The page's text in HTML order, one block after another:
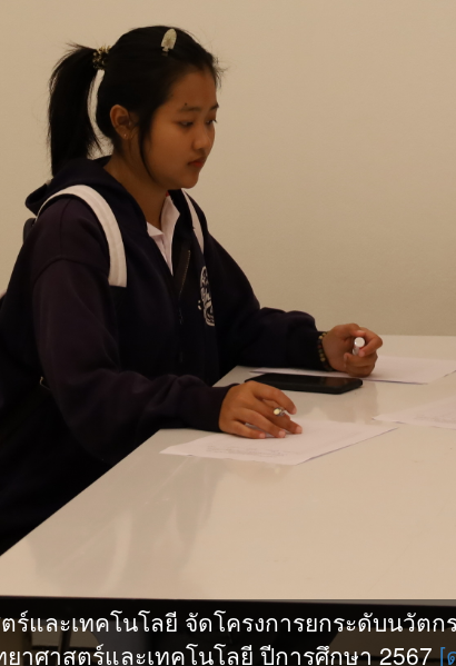
และเทคโนโลยี จัดโครงการยกระดับนวัต
าศาสตร์และเทคโนโลยี ปีการศึกษา 2567 [